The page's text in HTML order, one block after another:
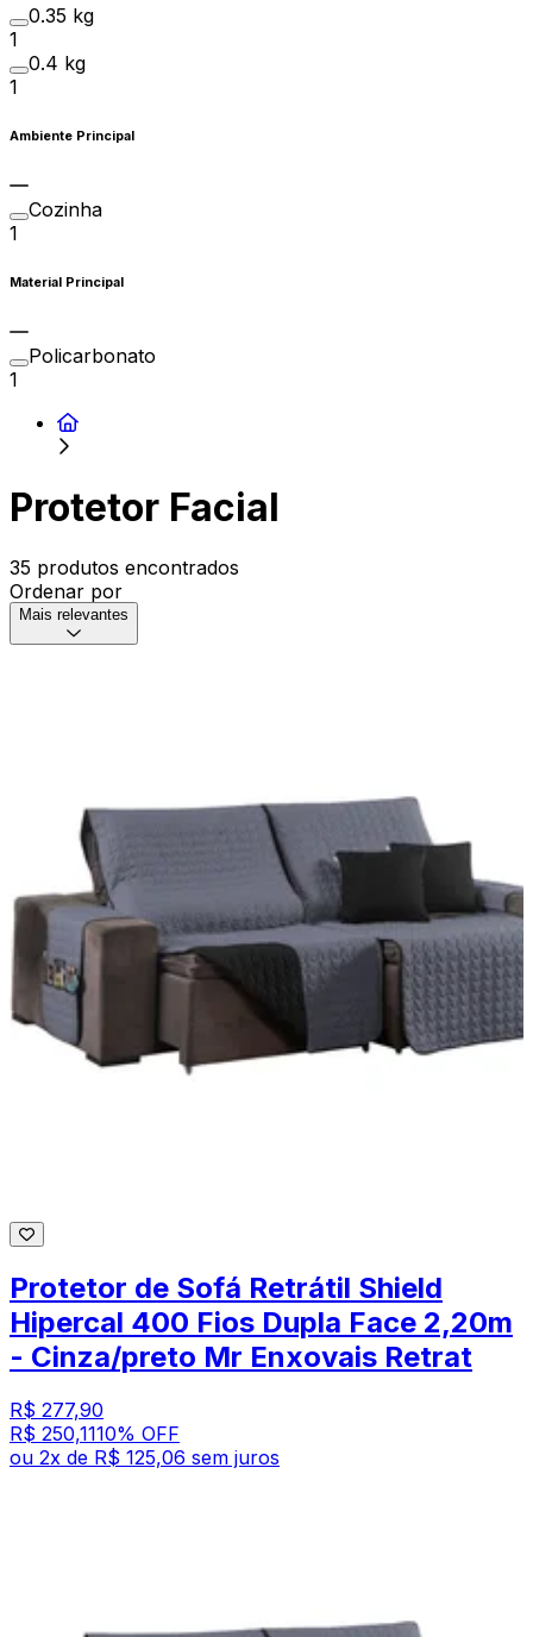
0.35 kg
1
0.4 kg
1
Ambiente Principal
Cozinha
1
Material Principal
Policarbonato
1
Protetor Facial
35 produtos encontrados
Ordenar por
Mais relevantes
Protetor de Sofá Retrátil Shield
Hipercal 400 Fios Dupla Face 2,20m
- Cinza/preto Mr Enxovais Retrat
R$ 277,90
R$ 250,1110% OFF
ou 2x de R$ 125,06 sem juros